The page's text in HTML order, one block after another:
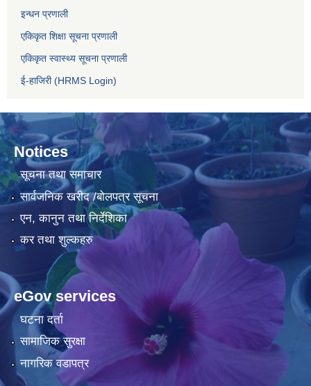
इन्धन प्रणाली
एकिकृत शिक्षा सूचना प्रणाली
एकिकृत स्वास्थ्य सूचना प्रणाली
ई-हाजिरी (HRMS Login)
Notices
सूचना तथा समाचार
सार्वजनिक खरीद /बोलपत्र सूचना
एन, कानुन तथा निर्देशिका
कर तथा शुल्कहरु
eGov services
घटना दर्ता
सामाजिक सुरक्षा
नागरिक वडापत्र